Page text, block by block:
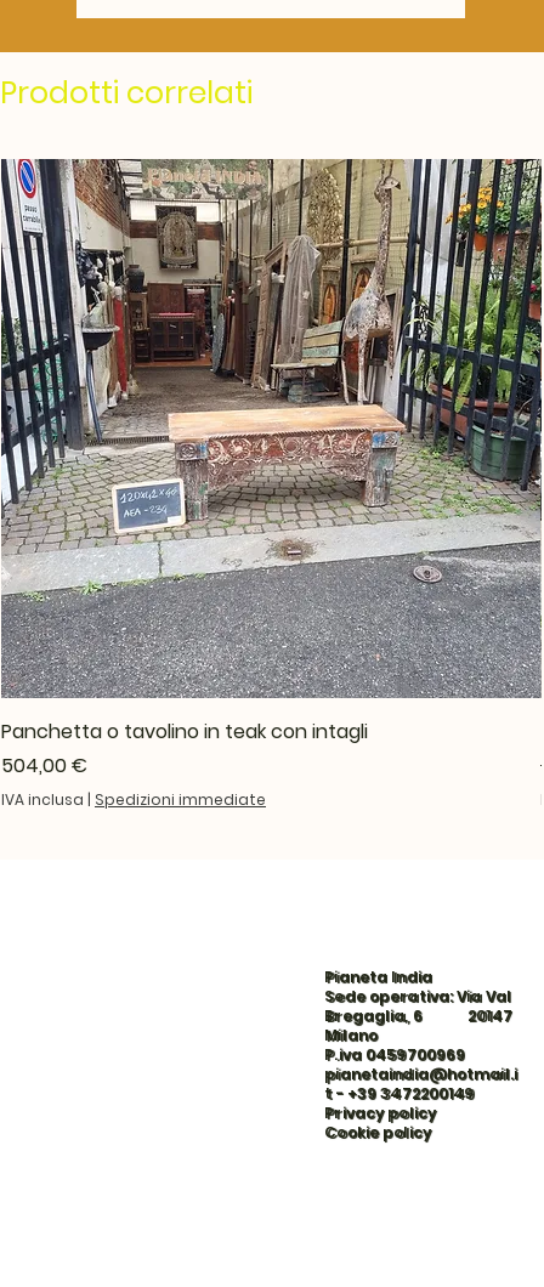
Prodotti correlati
Panchetta o tavolino in teak con intagli
Prezzo
504,00 €
IVA inclusa | Spedizioni immediate
Pianeta India
Sede operativa: Via Val
Bregaglia, 6 20147
Milano
P.iva 0459700969
pianetaindia@hotmail.i
t- +39 3472200149
Privacy policy
Cookie policy